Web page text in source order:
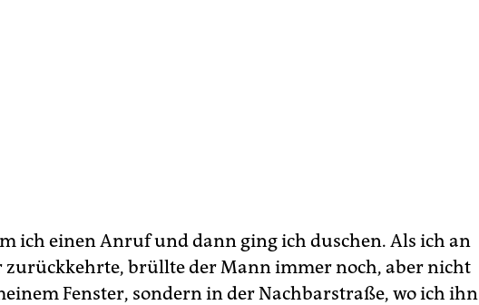
ich einen Anruf und dann ging ich duschen. Als ich an
zurückkehrte, brüllte der Mann immer noch, aber nicht
Fenster, sondern in der Nachbarstraße, wo ich ihn